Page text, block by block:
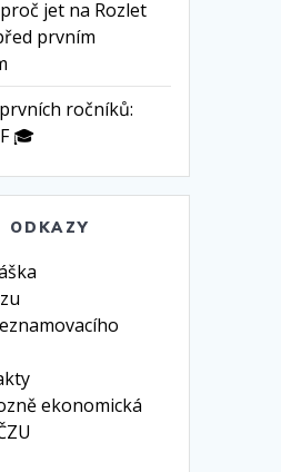
jet na Rozlet
prvním
ročníků:
🎓
ODKAZY
ekonomická